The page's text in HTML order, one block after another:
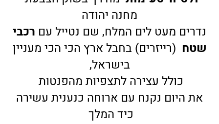
מחנה יהודה
נדרים מעט לים המלח, שם נטייל עם רכבי
שטח (רייזרים) בחבל ארץ הכי הכי מעניין
בישראל,
כולל עצירה לתצפיות מהפנטות
את היום נקנח עם ארוחה כנענית עשירה
כיד המלך